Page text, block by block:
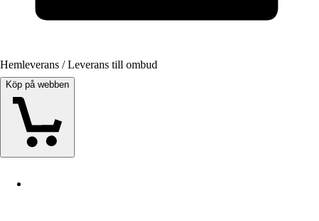
Hemleverans / Leverans till ombud
Köp på webben